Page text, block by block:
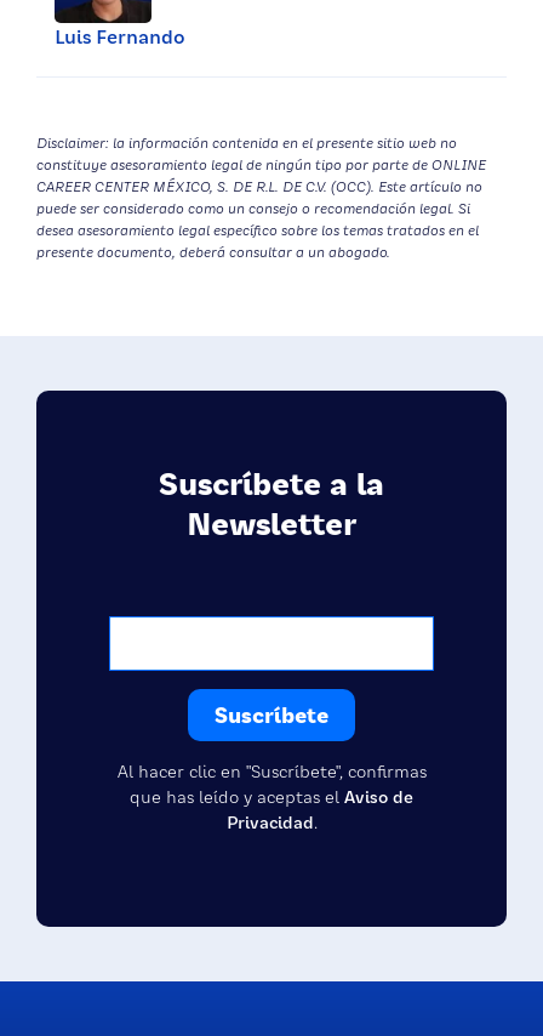
Luis Fernando
Disclaimer: la información contenida en el presente sitio web no
constituye asesoramiento legal de ningún tipo por parte de ONLINE
CAREER CENTER MÉXICO, S. DE R.L. DE C.V. (OCC). Este artículo no
puede ser considerado como un consejo o recomendación legal. Si
desea asesoramiento legal específico sobre los temas tratados en el
presente documento, deberá consultar a un abogado.
Suscríbete a la
Newsletter
Al hacer clic en "Suscríbete", confirmas
que has leído y aceptas el Aviso de
Privacidad.